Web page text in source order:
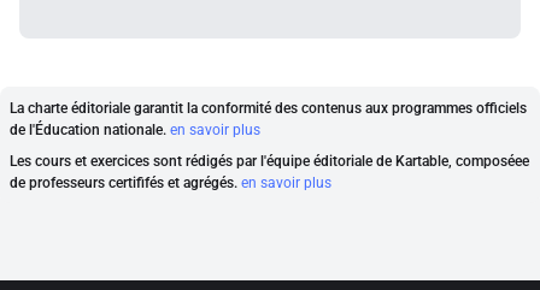
La charte éditoriale garantit la conformité des contenus aux programmes officiels
de l'Éducation nationale. en savoir plus
Les cours et exercices sont rédigés par l'équipe éditoriale de Kartable, composéee
de professeurs certififés et agrégés. en savoir plus